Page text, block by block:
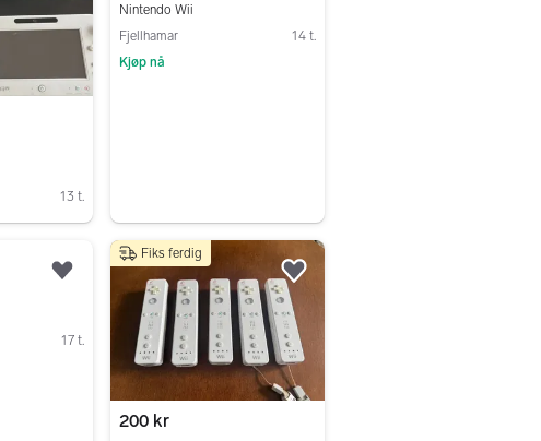
13 t.
Nintendo Wii
Fjellhamar
14 t.
Kjøp nå
17 t.
Legg til som favoritt.
200 kr
Fiks ferdig